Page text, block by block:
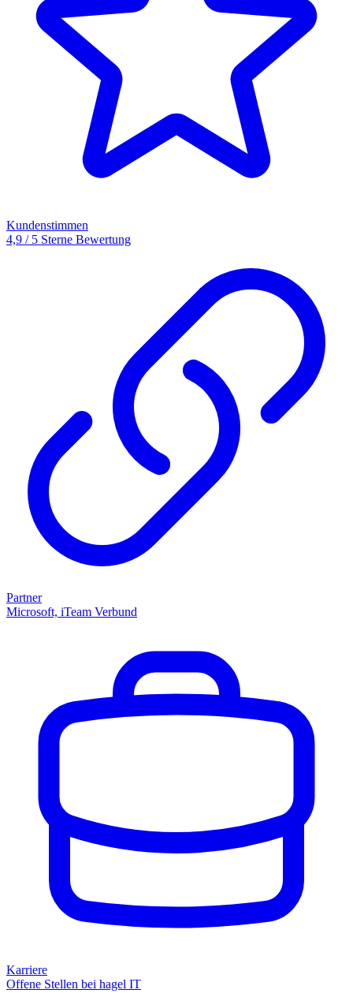
Kundenstimmen
4,9 / 5 Sterne Bewertung
Partner
Microsoft, iTeam Verbund
Karriere
Offene Stellen bei hagel IT